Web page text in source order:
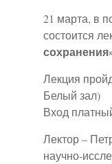
21 марта, в
состоится
Лекция
Белый зал)
Вход
Лектор –
научно-